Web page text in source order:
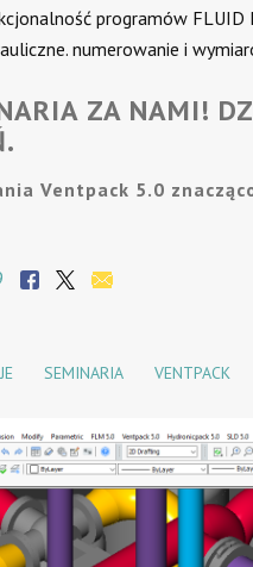
programów
numerowanie i
ZA NAMI!
Ventpack 5.0
SEMINARIA VENTPACK